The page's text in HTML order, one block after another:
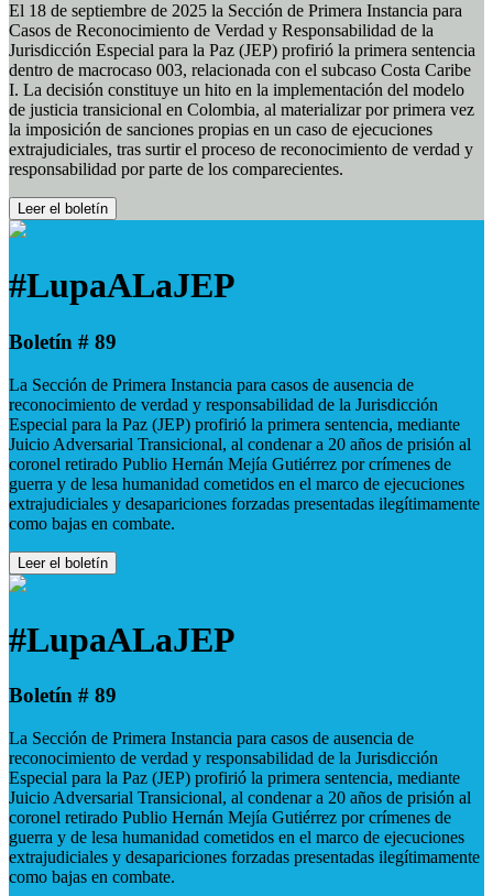
El 18 de septiembre de 2025 la Sección de Primera Instancia para
Casos de Reconocimiento de Verdad y Responsabilidad de la
Jurisdicción Especial para la Paz (JEP) profirió la primera sentencia
dentro de macrocaso 003, relacionada con el subcaso Costa Caribe
I. La decisión constituye un hito en la implementación del modelo
de justicia transicional en Colombia, al materializar por primera vez
la imposición de sanciones propias en un caso de ejecuciones
extrajudiciales, tras surtir el proceso de reconocimiento de verdad y
responsabilidad por parte de los comparecientes.
Leer el boletín
#LupaALaJEP
Boletín # 89
La Sección de Primera Instancia para casos de ausencia de
reconocimiento de verdad y responsabilidad de la Jurisdicción
Especial para la Paz (JEP) profirió la primera sentencia, mediante
Juicio Adversarial Transicional, al condenar a 20 años de prisión al
coronel retirado Publio Hernán Mejía Gutiérrez por crímenes de
guerra y de lesa humanidad cometidos en el marco de ejecuciones
extrajudiciales y desapariciones forzadas presentadas ilegítimamente
como bajas en combate.
Leer el boletín
#LupaALaJEP
Boletín # 89
La Sección de Primera Instancia para casos de ausencia de
reconocimiento de verdad y responsabilidad de la Jurisdicción
Especial para la Paz (JEP) profirió la primera sentencia, mediante
Juicio Adversarial Transicional, al condenar a 20 años de prisión al
coronel retirado Publio Hernán Mejía Gutiérrez por crímenes de
guerra y de lesa humanidad cometidos en el marco de ejecuciones
extrajudiciales y desapariciones forzadas presentadas ilegítimamente
como bajas en combate.